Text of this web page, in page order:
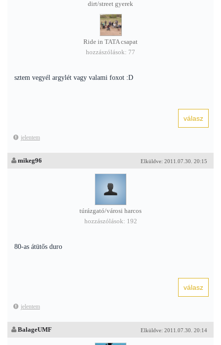
dirt/street gyerek
Ride in TATA csapat
hozzászólások: 77
sztem vegyél argylét vagy valami foxot :D
jelentem
Elküldve: 2011.07.30. 20:15
mikeg96
túrázgató/városi harcos
hozzászólások: 192
80-as átütős duro
jelentem
Elküldve: 2011.07.30. 20:14
BalageUMF